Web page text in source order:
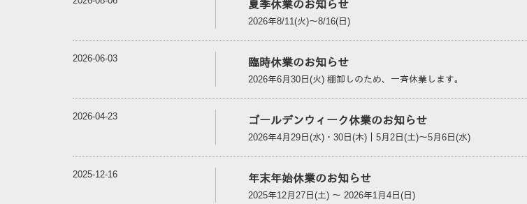
夏季休業のお知らせ
2026年8/11(火)～8/16(日)
2026-06-03 臨時休業のお知らせ
2026年6月30日(火) 棚卸しのため、一斉休業します。
2026-04-23 ゴールデンウィーク休業のお知らせ
2026年4月29日(水)・30日(木)｜5月2日(土)～5月6日(水)
2025-12-16 年末年始休業のお知らせ
2025年12月27日(土) ～ 2026年1月4日(日)